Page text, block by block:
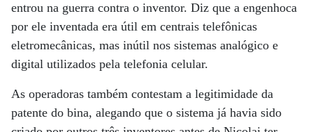
entrou na guerra contra o inventor. Diz que a engenhoca
por ele inventada era útil em centrais telefônicas
eletromecânicas, mas inútil nos sistemas analógico e
digital utilizados pela telefonia celular.
As operadoras também contestam a legitimidade da
patente do bina, alegando que o sistema já havia sido